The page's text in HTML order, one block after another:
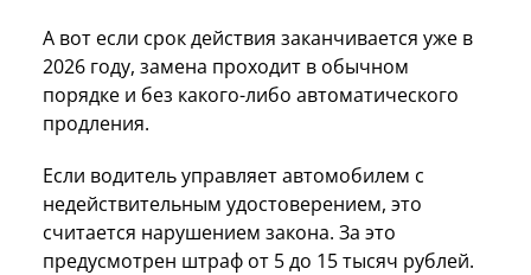
А вот если срок действия заканчивается уже в
2026 году, замена проходит в обычном
порядке и без какого-либо автоматического
продления.
Если водитель управляет автомобилем с
недействительным удостоверением, это
считается нарушением закона. За это
предусмотрен штраф от 5 до 15 тысяч рублей.